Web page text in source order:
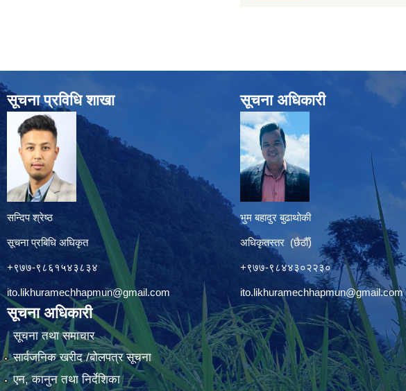
सूचना प्रविधि शाखा
सन्दिप श्रेष्ठ
सूचना प्रबिधि अधिकृत
+९७७-९८६१५४३८३४
ito.likhuramechhapmun@gmail.com
सूचना अधिकारी
सूचना तथा समाचार
सार्वजनिक खरीद /बोलपत्र सूचना
एन, कानुन तथा निर्देशिका
सूचना अधिकारी
भुम बहादुर बुढाथोकी
अधिकृतस्तर (छैठौँ)
+९७७-९८४४३०२२३०
ito.likhuramechhapmun@gmail.com